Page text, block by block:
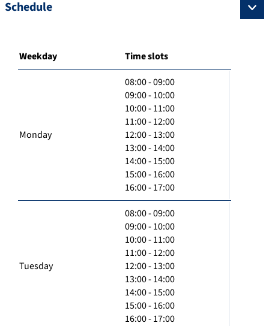
Schedule
Weekday Time slots
Monday
08:00 - 09:00
09:00 - 10:00
10:00 - 11:00
11:00 - 12:00
12:00 - 13:00
13:00 - 14:00
14:00 - 15:00
15:00 - 16:00
16:00 - 17:00
Tuesday
08:00 - 09:00
09:00 - 10:00
10:00 - 11:00
11:00 - 12:00
12:00 - 13:00
13:00 - 14:00
14:00 - 15:00
15:00 - 16:00
16:00 - 17:00